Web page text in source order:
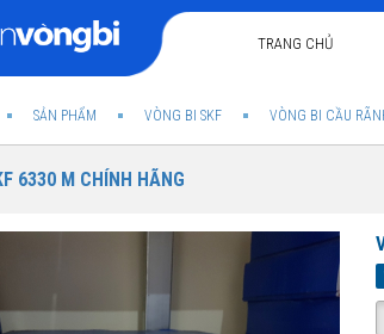
TRANG CHỦ
SẢN PHẨM VÒNG BI SKF VÒNG BI CẦU
6330 M CHÍNH HÃNG